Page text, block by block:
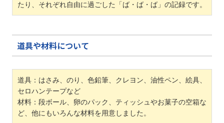
たり、それぞれ自由に過ごした「ば・ば・ば」の記録です。
道具や材料について
道具：はさみ、のり、色鉛筆、クレヨン、油性ペン、絵具、
セロハンテープなど
材料：段ボール、卵のパック、ティッシュやお菓子の空箱な
ど、他にもいろんな材料を用意しました。